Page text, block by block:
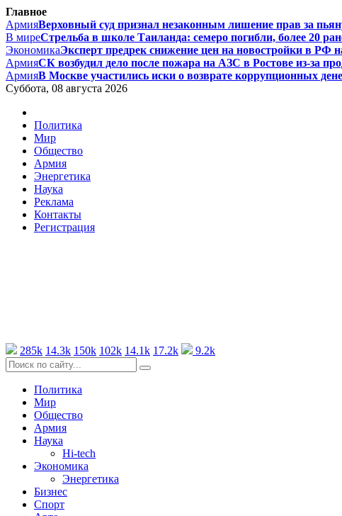
Главное
АрмияВерховный суд признал незаконным лишение прав за
В миреСтрельба в школе Таиланда: семеро погибли, более 20
ЭкономикаЭксперт предрек снижение цен на новостройки в РФ
АрмияСК возбудил дело после пожара на АЗС в Ростове из-за
АрмияВ Москве участились иски о возврате коррупционных
Суббота, 08 августа 2026
Политика
Мир
Общество
Армия
Энергетика
Наука
Реклама
Контакты
Регистрация
285k 14.3k 150k 102k 14.1k 17.2k 9.2k
Политика
Мир
Общество
Армия
Наука
Hi-tech
Экономика
Энергетика
Бизнес
Спорт